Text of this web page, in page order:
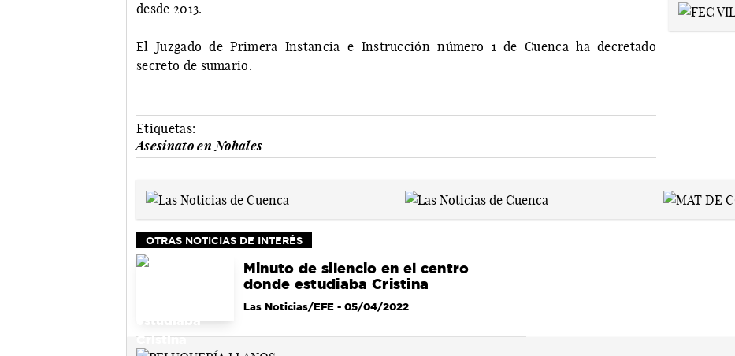
desde 2013.
El Juzgado de Primera Instancia e Instrucción número 1 de Cuenca ha decretado
secreto de sumario.
Etiquetas:
Asesinato en Nohales
OTRAS NOTICIAS DE INTERÉS
Minuto de silencio en el centro
donde estudiaba Cristina
Las Noticias/EFE- 05/04/2022